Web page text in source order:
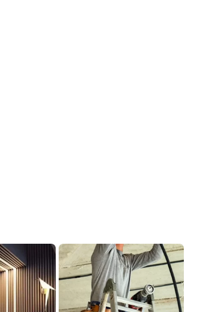
Apilador manual carga
capacidad 1000kg